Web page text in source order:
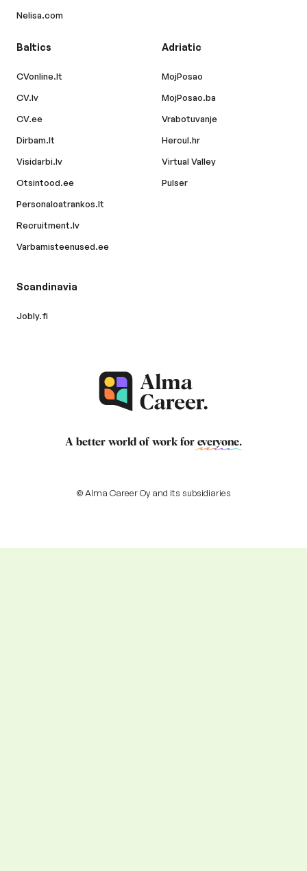
Nelisa.com
Baltics
CVonline.lt
CV.lv
CV.ee
Dirbam.lt
Visidarbi.lv
Otsintood.ee
Personaloatrankos.lt
Recruitment.lv
Varbamisteenused.ee
Adriatic
MojPosao
MojPosao.ba
Vrabotuvanje
Hercul.hr
Virtual Valley
Pulser
Scandinavia
Jobly.fi
A better world of work for everyone.
© Alma Career Oy and its subsidiaries